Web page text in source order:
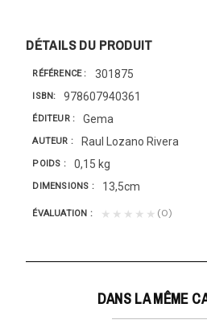
DÉTAILS DU PRODUIT
RÉFÉRENCE 301875
ISBN 978607940361
ÉDITEUR Gema
AUTEUR Raul Lozano Rivera
POIDS 0,15 kg
DIMENSIONS 13,5cm
ÉVALUATION ★★★★★ (0)
DANS LA MÊME